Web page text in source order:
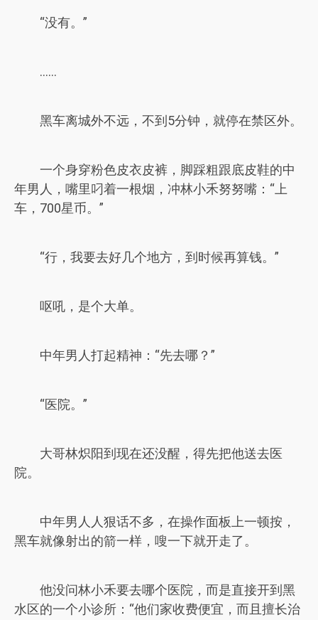
“没有。”
……
黑车离城外不远，不到5分钟，就停在禁区外。
一个身穿粉色皮衣皮裤，脚踩粗跟底皮鞋的中
年男人，嘴里叼着一根烟，冲林小禾努努嘴：“上
车，700星币。”
“行，我要去好几个地方，到时候再算钱。”
呕吼，是个大单。
中年男人打起精神：“先去哪？”
“医院。”
大哥林炽阳到现在还没醒，得先把他送去医
院。
中年男人人狠话不多，在操作面板上一顿按，
黑车就像射出的箭一样，嗖一下就开走了。
他没问林小禾要去哪个医院，而是直接开到黑
水区的一个小诊所：“他们家收费便宜，而且擅长治